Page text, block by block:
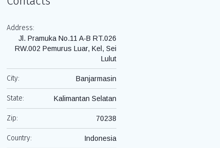
Address:
Jl. Pramuka No.11 A-B RT.026
RW.002 Pemurus Luar, Kel, Sei
Lulut
City: Banjarmasin
State: Kalimantan Selatan
Zip: 70238
Country: Indonesia